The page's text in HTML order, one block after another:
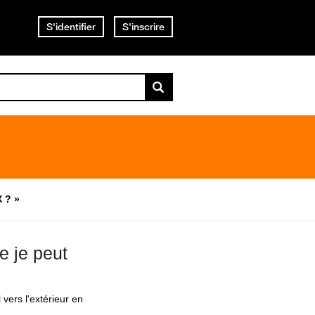
S'identifier S'inscrire
? »
je peut
l'extérieur en